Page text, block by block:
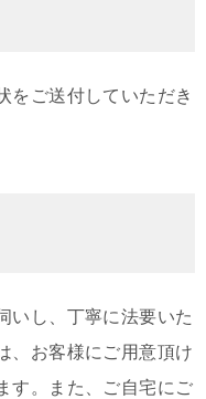
をご送付していただき
いし、丁寧に法要いた
、お客様にご用意頂け
す。また、ご自宅にご